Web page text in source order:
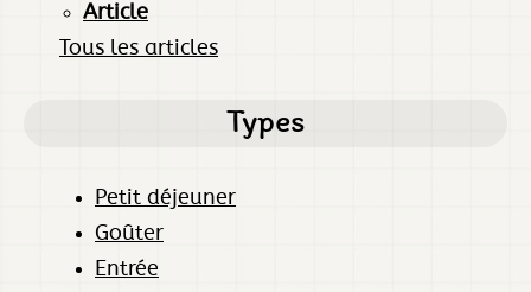
Article
Tous les articles
Types
Petit déjeuner
Goûter
Entrée